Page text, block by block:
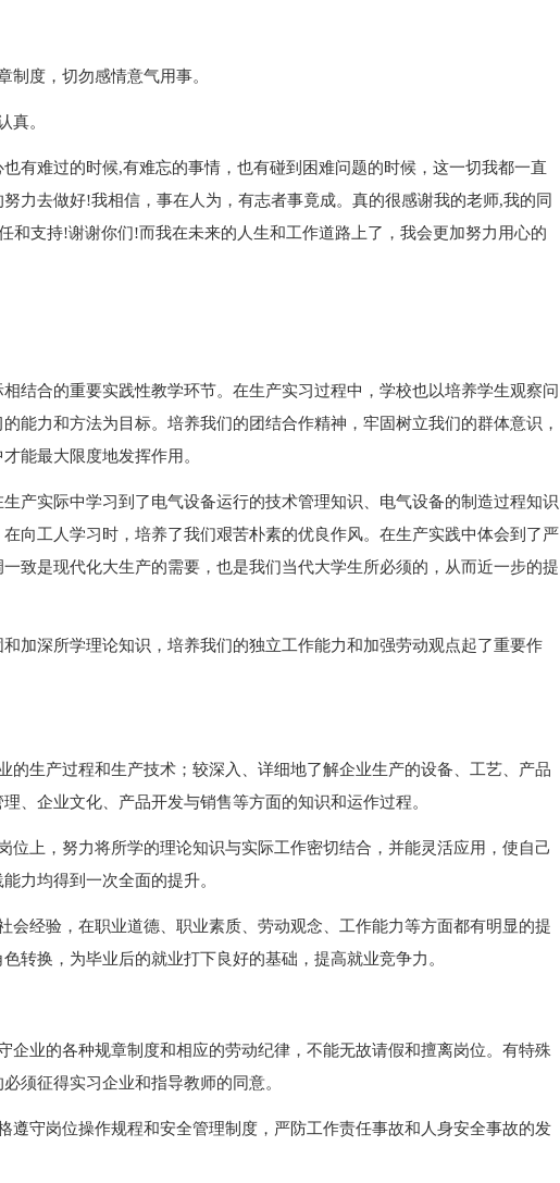
制度，切勿感情意气用事。
真。
有难过的时候,有难忘的事情，也有碰到困难问题的时候，这一切我都一直
力去做好!我相信，事在人为，有志者事竟成。真的很感谢我的老师,我的同
和支持!谢谢你们!而我在未来的人生和工作道路上了，我会更加努力用心的
结合的重要实践性教学环节。在生产实习过程中，学校也以培养学生观察问
能力和方法为目标。培养我们的团结合作精神，牢固树立我们的群体意识，
能最大限度地发挥作用。
产实际中学习到了电气设备运行的技术管理知识、电气设备的制造过程知识
向工人学习时，培养了我们艰苦朴素的优良作风。在生产实践中体会到了严
致是现代化大生产的需要，也是我们当代大学生所必须的，从而近一步的提
加深所学理论知识，培养我们的独立工作能力和加强劳动观点起了重要作
的生产过程和生产技术；较深入、详细地了解企业生产的设备、工艺、产品
、企业文化、产品开发与销售等方面的知识和运作过程。
位上，努力将所学的理论知识与实际工作密切结合，并能灵活应用，使自己
力均得到一次全面的提升。
会经验，在职业道德、职业素质、劳动观念、工作能力等方面都有明显的提
转换，为毕业后的就业打下良好的基础，提高就业竞争力。
企业的各种规章制度和相应的劳动纪律，不能无故请假和擅离岗位。有特殊
须征得实习企业和指导教师的同意。
遵守岗位操作规程和安全管理制度，严防工作责任事故和人身安全事故的发